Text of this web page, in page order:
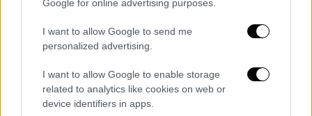
Google for online advertising purposes.
I want to allow Google to send me
personalized advertising.
I want to allow Google to enable storage
related to analytics like cookies on web or
device identifiers in apps.